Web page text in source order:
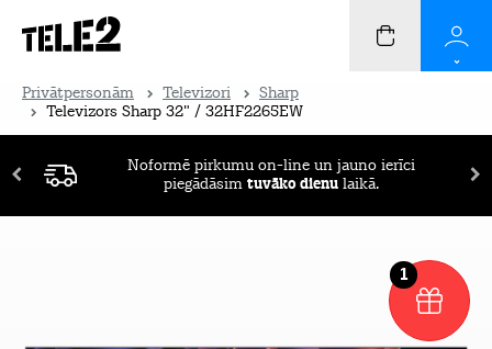
Privātpersonām Televizori
Sharp
Televizors Sharp 32" / 32HF2265EW
Noformē pirkumu on-line un jauno ierīci
piegādāsim tuvāko dienu laikā.
1